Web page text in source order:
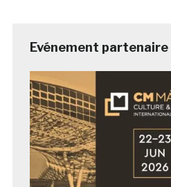
Evénement partenaire